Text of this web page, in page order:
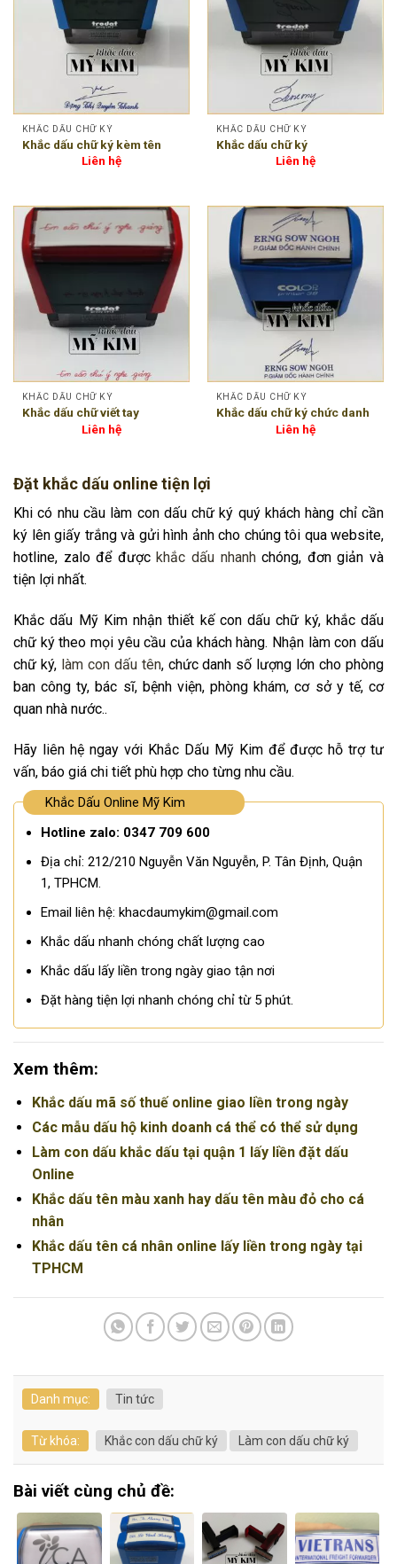
KHẮC DẤU CHỮ KÝ
Khắc dấu chữ ký kèm tên
Liên hệ
KHẮC DẤU CHỮ KÝ
Khắc dấu chữ ký
Liên hệ
KHẮC DẤU CHỮ KÝ
Khắc dấu chữ viết tay
Liên hệ
KHẮC DẤU CHỮ KÝ
Khắc dấu chữ ký chức danh
Liên hệ
Đặt khắc dấu online tiện lợi
Khi có nhu cầu làm con dấu chữ ký quý khách hàng chỉ cần
ký lên giấy trắng và gửi hình ảnh cho chúng tôi qua website,
hotline, zalo để đượckhắc dấu nhanhchóng, đơn giản và
tiện lợi nhất.
Khắc dấu Mỹ Kim nhận thiết kế con dấu chữ ký, khắc dấu
chữ ký theo mọi yêu cầu của khách hàng. Nhận làm con dấu
chữ ký, làm con dấu tên, chức danh số lượng lớn cho phòng
ban công ty, bác sĩ, bệnh viện, phòng khám, cơ sở y tế, cơ
quan nhà nước..
Hãy liên hệ ngay với Khắc Dấu Mỹ Kim để được hỗ trợ tư
vấn, báo giá chi tiết phù hợp cho từng nhu cầu.
Khắc Dấu Online Mỹ Kim
Hotline zalo: 0347 709 600
Địa chỉ: 212/210 Nguyễn Văn Nguyễn, P. Tân Định, Quận
1, TPHCM.
Email liên hệ: khacdaumykim@gmail.com
Khắc dấu nhanh chóng chất lượng cao
Khắc dấu lấy liền trong ngày giao tận nơi
Đặt hàng tiện lợi nhanh chóng chỉ từ 5 phút.
Xem thêm:
Khắc dấu mã số thuế online giao liền trong ngày
Các mẫu dấu hộ kinh doanh cá thể có thể sử dụng
Làm con dấu khắc dấu tại quận 1 lấy liền đặt dấu
Online
Khắc dấu tên màu xanh hay dấu tên màu đỏ cho cá
nhân
Khắc dấu tên cá nhân online lấy liền trong ngày tại
TPHCM
Danh mục: Tin tức
Từ khóa: Khắc con dấu chữ ký Làm con dấu chữ ký
Bài viết cùng chủ đề: